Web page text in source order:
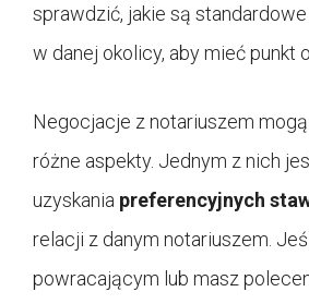
sprawdzić, jakie są
w danej okolicy, aby mieć punkt
Negocjacje z notariuszem
różne aspekty. Jednym z nich
uzyskania preferencyjnych
relacji z danym notariuszem.
powracającym lub masz